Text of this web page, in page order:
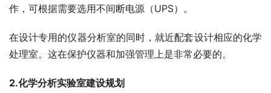
作，可根据需要选用不间断电源（UPS）。
在设计专用的仪器分析室的同时，就近配套设计相应的化学
处理室。这在保护仪器和加强管理上是非常必要的。
2.化学分析实验室建设规划